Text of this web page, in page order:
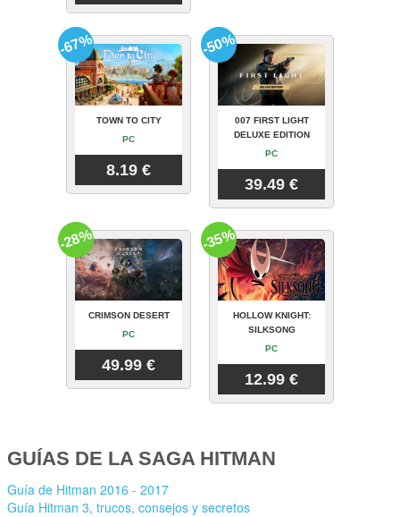
TOWN TO CITY
PC
8.19 €
-67%
007 FIRST LIGHT
DELUXE EDITION
PC
39.49 €
-50%
CRIMSON DESERT
PC
49.99 €
-28%
HOLLOW KNIGHT:
SILKSONG
PC
12.99 €
-35%
GUÍAS DE LA SAGA HITMAN
Guía de Hitman 2016 - 2017
Guía Hitman 3, trucos, consejos y secretos